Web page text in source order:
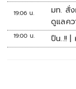
19:06 น.
มท. สั่ง
ดูแลค
19:00 น. ปืน..!! |